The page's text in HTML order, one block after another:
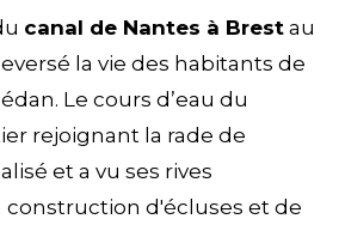
canal de Nantes à Brest au
la vie des habitants de
Le cours d’eau du
rejoignant la rade de
et a vu ses rives
construction d'écluses et de